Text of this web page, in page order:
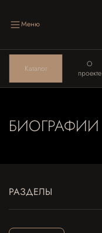
Меню
Каталог
О
проекте
БИОГРАФИИ
РАЗДЕЛЫ